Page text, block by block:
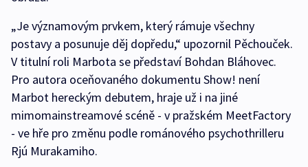
„Je významovým prvkem, který rámuje všechny
postavy a posunuje děj dopředu,“ upozornil Pěchouček.
V titulní roli Marbota se představí Bohdan Bláhovec.
Pro autora oceňovaného dokumentu Show! není
Marbot hereckým debutem, hraje už i na jiné
mimomainstreamové scéně - v pražském MeetFactory
- ve hře pro změnu podle románového psychothrilleru
Rjú Murakamiho.